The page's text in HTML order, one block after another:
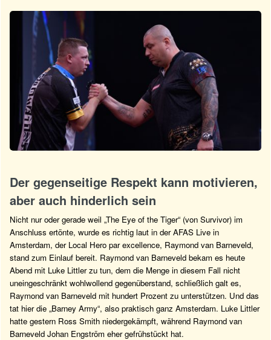
Der gegenseitige Respekt kann motivieren,
aber auch hinderlich sein
Nicht nur oder gerade weil „The Eye of the Tiger“ (von Survivor) im
Anschluss ertönte, wurde es richtig laut in der AFAS Live in
Amsterdam, der Local Hero par excellence, Raymond van Barneveld,
stand zum Einlauf bereit. Raymond van Barneveld bekam es heute
Abend mit Luke Littler zu tun, dem die Menge in diesem Fall nicht
uneingeschränkt wohlwollend gegenüberstand, schließlich galt es,
Raymond van Barneveld mit hundert Prozent zu unterstützen. Und das
tat hier die „Barney Army“, also praktisch ganz Amsterdam. Luke Littler
hatte gestern Ross Smith niedergekämpft, während Raymond van
Barneveld Johan Engström eher gefrühstückt hat.